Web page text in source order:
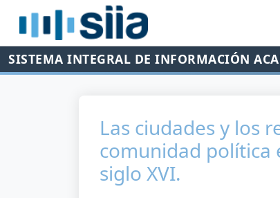
SISTEMA INTEGRAL DE INFORMACIÓN
Las ciudades y los
comunidad política
siglo XVI.